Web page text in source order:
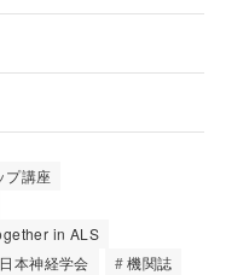
プ講座
in ALS
日本神経学会
機関誌